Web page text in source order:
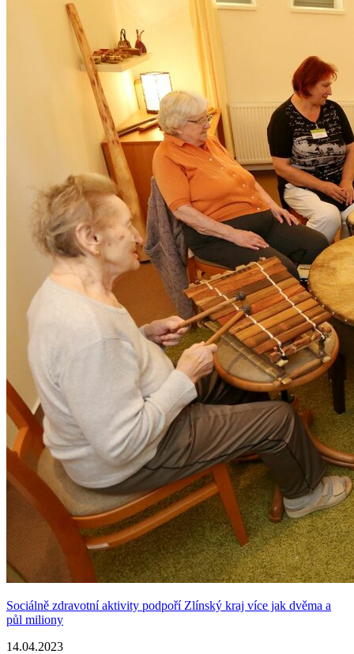
Sociálně zdravotní aktivity podpoří Zlínský kraj více jak dvěma a
půl miliony
14.04.2023